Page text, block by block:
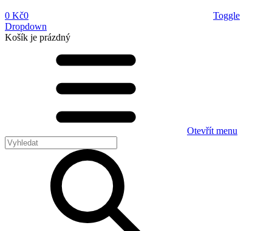
0 Kč0
Toggle
Dropdown
Košík je prázdný
Otevřít menu